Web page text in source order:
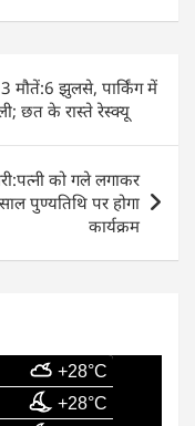
eमौतें:6 झुलसे, पार्किंग में
छत के रास्ते रेस्क्यू
को गले लगाकर
पुण्यतिथि पर होगा
कार्यक्रम
+28°C
+28°C